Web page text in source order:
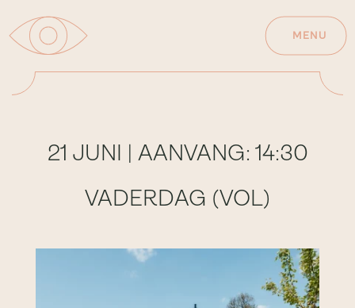
MENU
21 JUNI | AANVANG: 14:30
VADERDAG (VOL)
" sizes="(min-width: 768px) 55vw,